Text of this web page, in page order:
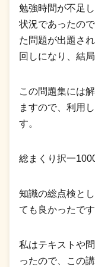
勉強時間が不足
状況であったの
た問題が出題さ
回しになり、結
この問題集には
ますので、利用
す。
総まくり択一
知識の総点検と
ても良かったです
私はテキストや
ったので、この